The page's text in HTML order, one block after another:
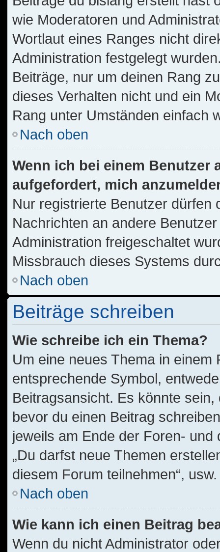
wie Moderatoren und
Wortlaut eines Ranges nicht
Administration festgelegt
Beiträge, nur um deinen Rang
dieses Verhalten nicht und ein
Rang unter Umständen einfach
Nach oben
Wenn ich bei einem Benutzer
aufgefordert, mich
Nur registrierte Benutzer dürfen
Nachrichten an andere
Administration freigeschaltet
Missbrauch dieses Systems
Nach oben
Beiträge schreiben
Wie schreibe ich ein Thema?
Um eine neues Thema in
entsprechende Symbol,
Beitragsansicht. Es könnte
bevor du einen Beitrag
jeweils am Ende der Foren-
„Du darfst neue Themen
diesem Forum teilnehmen“, usw.
Nach oben
Wie kann ich einen Beitrag
Wenn du nicht Administrator